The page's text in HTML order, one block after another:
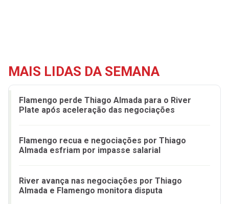
MAIS LIDAS DA SEMANA
Flamengo perde Thiago Almada para o River
Plate após aceleração das negociações
Flamengo recua e negociações por Thiago
Almada esfriam por impasse salarial
River avança nas negociações por Thiago
Almada e Flamengo monitora disputa